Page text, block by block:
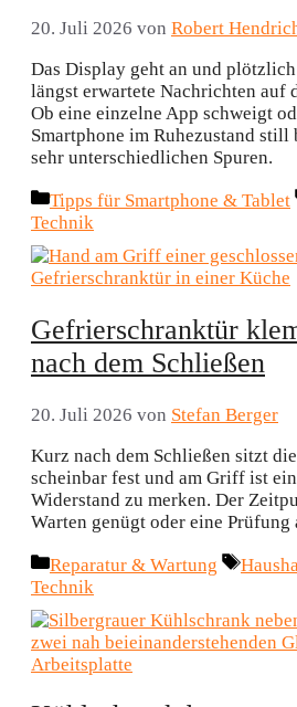
20. Juli 2026 von Robert
Das Display geht an und plötzlich
längst erwartete Nachrichten auf
Ob eine einzelne App schweigt
Smartphone im Ruhezustand
sehr unterschiedlichen Spuren.
Kategorien
Tipps für Smartphone & Tablet
Technik
Gefrierschranktür
nach dem Schließen
20. Juli 2026 von Stefan Berger
Kurz nach dem Schließen sitzt
scheinbar fest und am Griff ist
Widerstand zu merken. Der
Warten genügt oder eine
Kategorien
Reparatur & Wartung
Technik